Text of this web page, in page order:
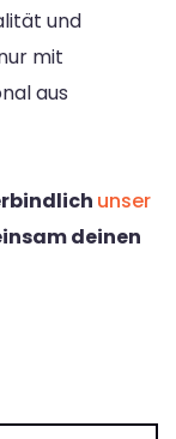
und
mit
aus
unser
deinen